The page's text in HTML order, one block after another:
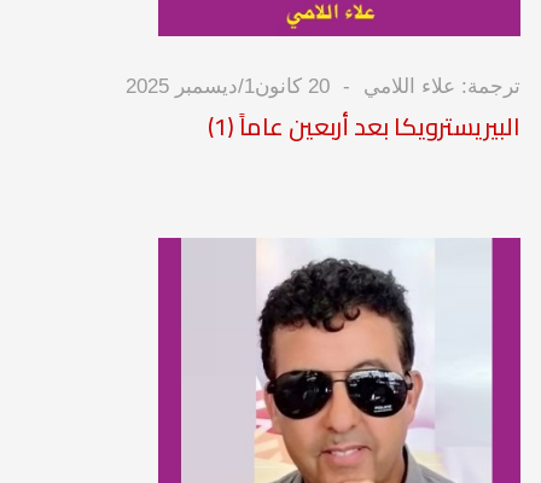
ترجمة: علاء اللامي 20 كانون1/ديسمبر 2025
البيريسترويكا بعد أربعين عاماً (1)